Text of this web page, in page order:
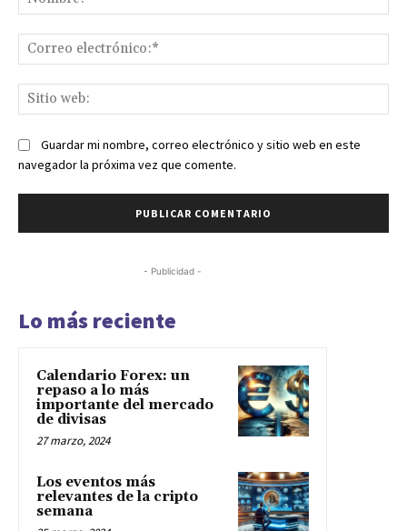
Guardar mi nombre, correo electrónico y sitio web en este
navegador la próxima vez que comente.
- Publicidad -
Lo más reciente
Calendario Forex: un
repaso a lo más
importante del mercado
de divisas
27 marzo, 2024
Los eventos más
relevantes de la cripto
semana